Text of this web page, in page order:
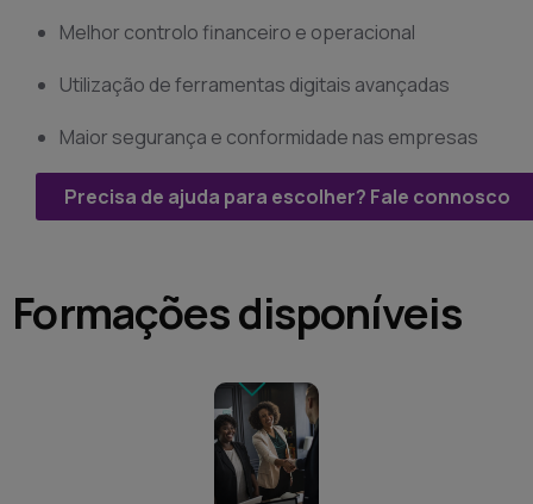
Melhor controlo financeiro e operacional
Utilização de ferramentas digitais avançadas
Maior segurança e conformidade nas empresas
Precisa de ajuda para escolher? Fale connosco
Formações disponíveis